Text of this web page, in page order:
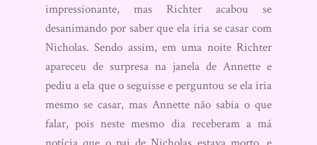
impressionante, mas Richter acabou se
desanimando por saber que ela iria se casar com
Nicholas. Sendo assim, em uma noite Richter
apareceu de surpresa na janela de Annette e
pediu a ela que o seguisse e perguntou se ela iria
mesmo se casar, mas Annette não sabia o que
falar, pois neste mesmo dia receberam a má